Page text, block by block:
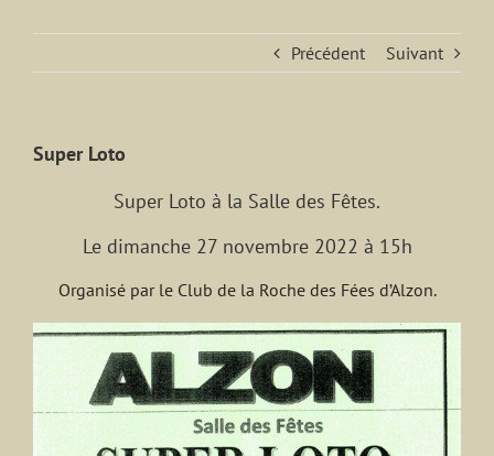
Précédent Suivant
Super Loto
Super Loto à la Salle des Fêtes.
Le dimanche 27 novembre 2022 à 15h
Organisé par le Club de la Roche des Fées d’Alzon.